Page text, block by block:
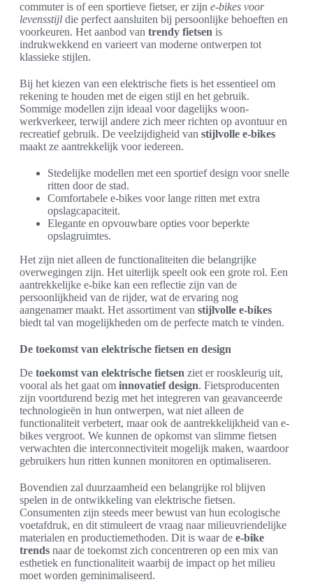
commuter is of een sportieve fietser, er zijn e-bikes voor
levensstijl die perfect aansluiten bij persoonlijke behoeften en
voorkeuren. Het aanbod van trendy fietsen is
indrukwekkend en varieert van moderne ontwerpen tot
klassieke stijlen.
Bij het kiezen van een elektrische fiets is het essentieel om
rekening te houden met de eigen stijl en het gebruik.
Sommige modellen zijn ideaal voor dagelijks woon-
werkverkeer, terwijl andere zich meer richten op avontuur en
recreatief gebruik. De veelzijdigheid van stijlvolle e-bikes
maakt ze aantrekkelijk voor iedereen.
Stedelijke modellen met een sportief design voor snelle
ritten door de stad.
Comfortabele e-bikes voor lange ritten met extra
opslagcapaciteit.
Elegante en opvouwbare opties voor beperkte
opslagruimtes.
Het zijn niet alleen de functionaliteiten die belangrijke
overwegingen zijn. Het uiterlijk speelt ook een grote rol. Een
aantrekkelijke e-bike kan een reflectie zijn van de
persoonlijkheid van de rijder, wat de ervaring nog
aangenamer maakt. Het assortiment van stijlvolle e-bikes
biedt tal van mogelijkheden om de perfecte match te vinden.
De toekomst van elektrische fietsen en design
De toekomst van elektrische fietsen ziet er rooskleurig uit,
vooral als het gaat om innovatief design. Fietsproducenten
zijn voortdurend bezig met het integreren van geavanceerde
technologieën in hun ontwerpen, wat niet alleen de
functionaliteit verbetert, maar ook de aantrekkelijkheid van e-
bikes vergroot. We kunnen de opkomst van slimme fietsen
verwachten die interconnectiviteit mogelijk maken, waardoor
gebruikers hun ritten kunnen monitoren en optimaliseren.
Bovendien zal duurzaamheid een belangrijke rol blijven
spelen in de ontwikkeling van elektrische fietsen.
Consumenten zijn steeds meer bewust van hun ecologische
voetafdruk, en dit stimuleert de vraag naar milieuvriendelijke
materialen en productiemethoden. Dit is waar de e-bike
trends naar de toekomst zich concentreren op een mix van
esthetiek en functionaliteit waarbij de impact op het milieu
moet worden geminimaliseerd.